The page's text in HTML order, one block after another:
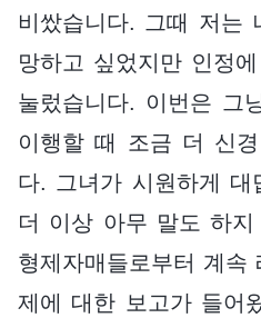
비쌌습니다. 그때 저는
망하고 싶었지만 인정
눌렀습니다. 이번은 그
이행할 때 조금 더 신
다. 그녀가 시원하게
더 이상 아무 말도 하
형제자매들로부터 계속
제에 대한 보고가 들어